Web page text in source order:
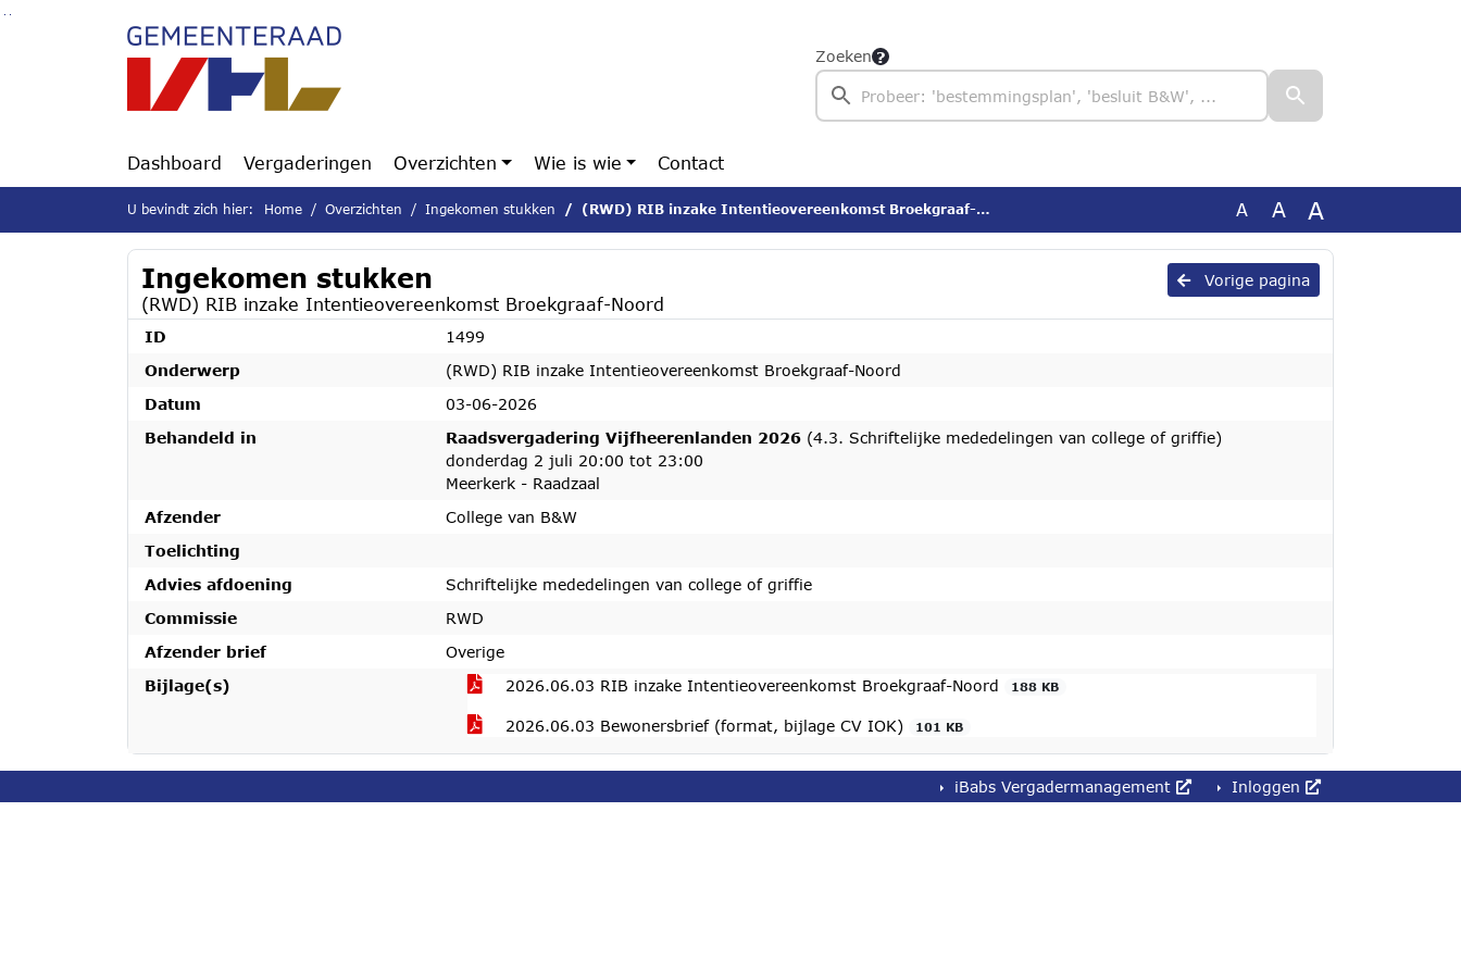
Ga naar de inhoud van deze pagina
Ga naar het zoeken
Ga naar het menu
Zoeken
Dashboard Vergaderingen Overzichten Wie is wie Contact
U bevindt zich hier: Home Overzichten Ingekomen stukken (RWD) RIB inzake Intentieovereenkomst Broekgraaf-Noord A A A
Vorige pagina
Ingekomen stukken
(RWD) RIB inzake Intentieovereenkomst Broekgraaf-Noord
ID
1499
Onderwerp
(RWD) RIB inzake Intentieovereenkomst Broekgraaf-Noord
Datum
03-06-2026
Behandeld in
Raadsvergadering Vijfheerenlanden 2026 (4.3. Schriftelijke mededelingen van college of griffie)
donderdag 2 juli 20:00 tot 23:00
Meerkerk - Raadzaal
Afzender
College van B&W
Toelichting
Advies afdoening
Schriftelijke mededelingen van college of griffie
Commissie
RWD
Afzender brief
Overige
Bijlage(s)
2026.06.03 RIB inzake Intentieovereenkomst Broekgraaf-Noord 188 KB
2026.06.03 Bewonersbrief (format, bijlage CV IOK) 101 KB
iBabs Vergadermanagement Inloggen